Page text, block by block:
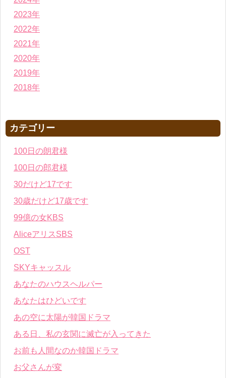
2023年
2022年
2021年
2020年
2019年
2018年
カテゴリー
100日の朗君様
100日の郎君様
30だけど17です
30歳だけど17歳です
99億の女KBS
AliceアリスSBS
OST
SKYキャッスル
あなたのハウスヘルパー
あなたはひどいです
あの空に太陽が韓国ドラマ
ある日、私の玄関に滅亡が入ってきた
お前も人間なのか韓国ドラマ
お父さんが変